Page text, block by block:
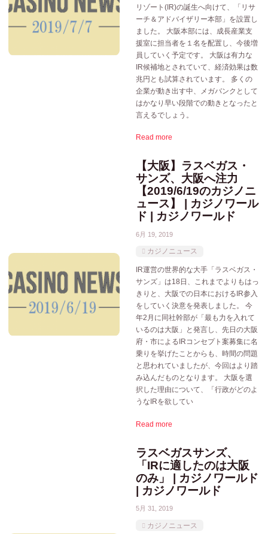
リゾート(IR)の誕生へ向けて、「リサ
ーチ＆アドバイザリー本部」を設置し
ました。 大阪本部には、成長産業支
援室に担当者を１名を配置し、今後増
員していく予定です。 大阪は有力な
IR候補地とされていて、経済効果は数
兆円とも試算されています。 多くの
企業が動き出す中、メガバンクとして
はかなり早い段階での動きとなったと
言えるでしょう。
Read more
【大阪】ラスベガス・
サンズ、大阪へ注力
【2019/6/19のカジノニ
ュース】 | カジノワール
ド | カジノワールド
6月 19, 2019
カジノニュース
IR運営の世界的な大手「ラスベガス・
サンズ」は18日、これまでよりもはっ
きりと、大阪での日本におけるIR参入
をしていく決意を発表しました。 今
年2月に同社幹部が「最も力を入れて
いるのは大阪」と発言し、先日の大阪
府・市によるIRコンセプト案募集に名
乗りを挙げたことからも、時間の問題
と思われていましたが、今回はより踏
み込んだものとなります。 大阪を選
択した理由について、「行政がどのよ
うなIRを欲してい
Read more
ラスベガスサンズ、
「IRに適したのは大阪
のみ」 | カジノワールド
| カジノワールド
5月 31, 2019
カジノニュース